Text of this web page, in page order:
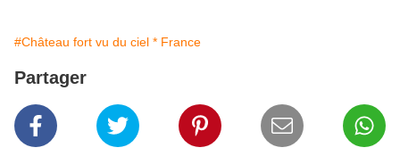
#Château fort vu du ciel * France
Partager